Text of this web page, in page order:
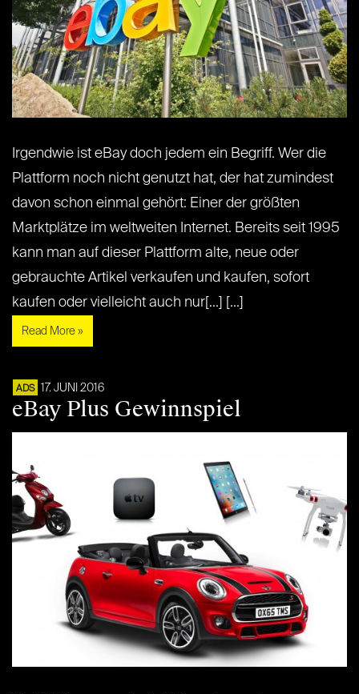
Irgendwie ist eBay doch jedem ein Begriff. Wer die
Plattform noch nicht genutzt hat, der hat zumindest
davon schon einmal gehört: Einer der größten
Marktplätze im weltweiten Internet. Bereits seit 1995
kann man auf dieser Plattform alte, neue oder
gebrauchte Artikel verkaufen und kaufen, sofort
kaufen oder vielleicht auch nur[...] [...]
Read More »
ADS 17. JUNI 2016
eBay Plus Gewinnspiel